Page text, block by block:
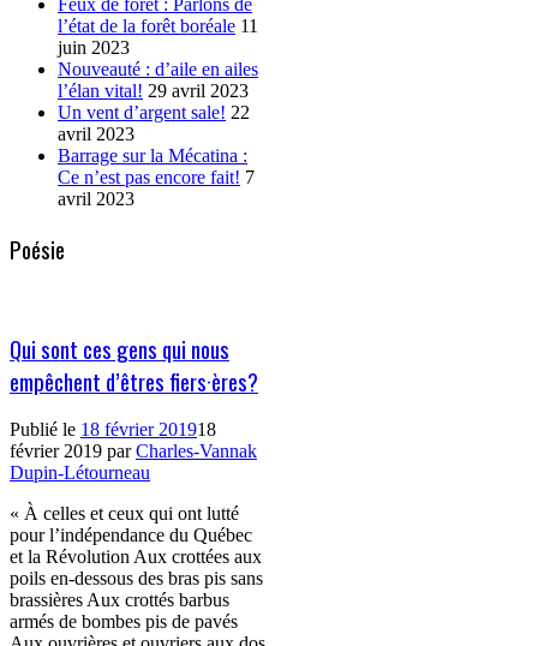
Feux de forêt : Parlons de
l’état de la forêt boréale 11
juin 2023
Nouveauté : d’aile en ailes
l’élan vital! 29 avril 2023
Un vent d’argent sale! 22
avril 2023
Barrage sur la Mécatina :
Ce n’est pas encore fait! 7
avril 2023
Poésie
Qui sont ces gens qui nous
empêchent d’êtres fiers·ères?
Publié le 18 février 201918
février 2019 parCharles-Vannak
Dupin-Létourneau
« À celles et ceux qui ont lutté
pour l’indépendance du Québec
et la Révolution Aux crottées aux
poils en-dessous des bras pis sans
brassières Aux crottés barbus
armés de bombes pis de pavés